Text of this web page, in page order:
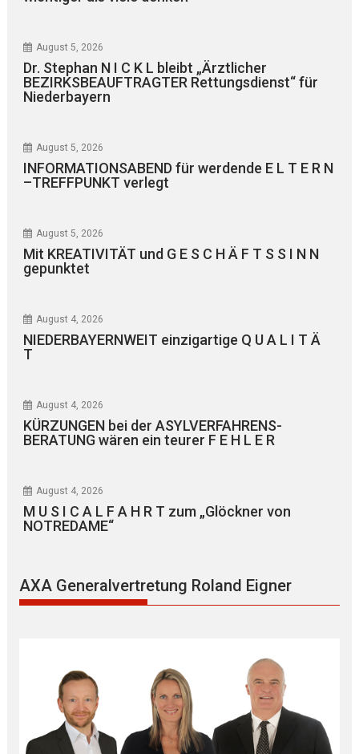
August 5, 2026
Dr. Stephan N I C K L bleibt „Ärztlicher
BEZIRKSBEAUFTRAGTER Rettungsdienst“ für
Niederbayern
August 5, 2026
INFORMATIONSABEND für werdende E L T E R N
–TREFFPUNKT verlegt
August 5, 2026
Mit KREATIVITÄT und G E S C H Ä F T S S I N N
gepunktet
August 4, 2026
NIEDERBAYERNWEIT einzigartige Q U A L I T Ä
T
August 4, 2026
KÜRZUNGEN bei der ASYLVERFAHRENS-
BERATUNG wären ein teurer F E H L E R
August 4, 2026
M U S I C A L F A H R T zum „Glöckner von
NOTREDAME“
AXA Generalvertretung Roland Eigner